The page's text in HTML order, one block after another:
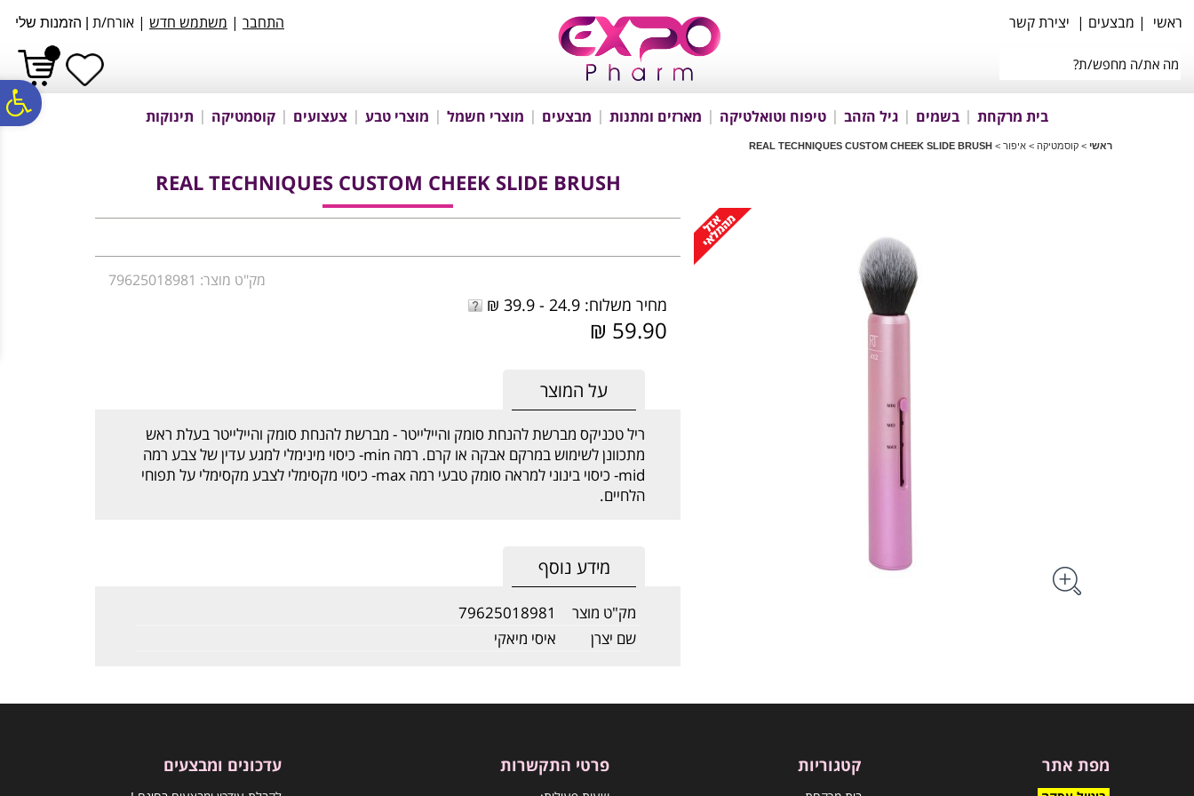
נגישות
אתר
המרכזי
ראשי | מבצעים | יצירת קשר התחבר | משתמש חדש | אורח/ת הזמנות שלי
בית מרקחת בשמים גיל הזהב טיפוח וטואלטיקה מארזים ומתנות מבצעים מוצרי חשמל מוצרי טבע צעצועים קוסמטיקה תינוקות
ראשי > קוסמטיקה > איפור >
REAL TECHNIQUES CUSTOM CHEEK SLIDE BRUSH
REAL TECHNIQUES CUSTOM CHEEK SLIDE BRUSH
מק"ט מוצר: 79625018981
מחיר משלוח: 24.9 - 39.9 ₪
59.90 ₪
על המוצר
ריל טכניקס מברשת להנחת סומק והיילייטר - מברשת להנחת סומק והיילייטר בעלת ראש
מתכוונן לשימוש במרקם אבקה או קרם. רמה min- כיסוי מינימלי למגע עדין של צבע רמה
mid- כיסוי בינוני למראה סומק טבעי רמה max- כיסוי מקסימלי לצבע מקסימלי על תפוחי
הלחיים.
מידע נוסף
מק"ט מוצר
79625018981
שם יצרן
איסי מיאקי
מפת אתר קטגוריות פרטי התקשרות עדכונים ומבצעים